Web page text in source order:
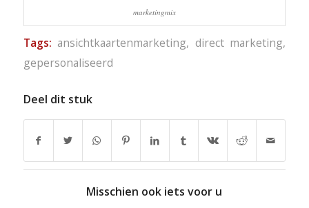
marketingmix
Tags: ansichtkaartenmarketing, direct marketing,
gepersonaliseerd
Deel dit stuk
Misschien ook iets voor u